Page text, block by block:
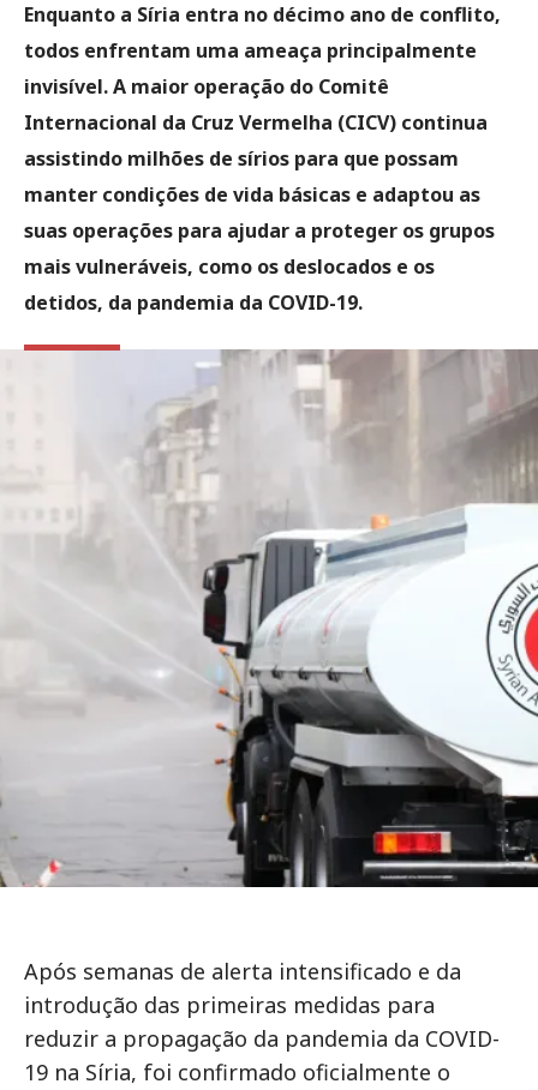
Enquanto a Síria entra no décimo ano de conflito,
todos enfrentam uma ameaça principalmente
invisível. A maior operação do Comitê
Internacional da Cruz Vermelha (CICV) continua
assistindo milhões de sírios para que possam
manter condições de vida básicas e adaptou as
suas operações para ajudar a proteger os grupos
mais vulneráveis, como os deslocados e os
detidos, da pandemia da COVID-19.
Após semanas de alerta intensificado e da
introdução das primeiras medidas para
reduzir a propagação da pandemia da COVID-
19 na Síria, foi confirmado oficialmente o